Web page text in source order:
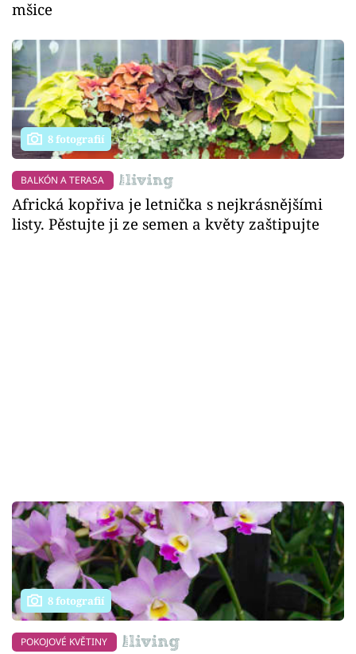
mšice
8 fotografií
BALKÓN A TERASA
Africká kopřiva je letnička s nejkrásnějšími
listy. Pěstujte ji ze semen a květy zaštipujte
8 fotografií
POKOJOVÉ KVĚTINY